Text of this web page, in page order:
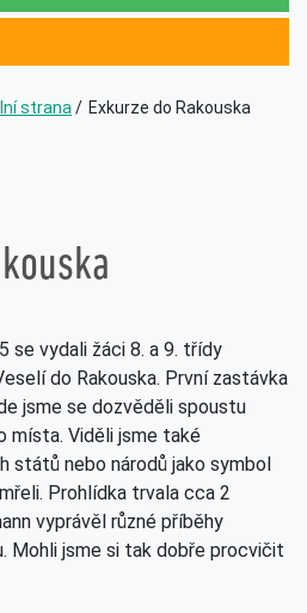
strana Exkurze do Rakouska
se vydali žáci 8. a 9. třídy
do Rakouska. První zastávka
jsme se dozvěděli spoustu
místa. Viděli jsme také
států nebo národů jako symbol
Prohlídka trvala cca 2
vyprávěl různé příběhy
Mohli jsme si tak dobře procvičit